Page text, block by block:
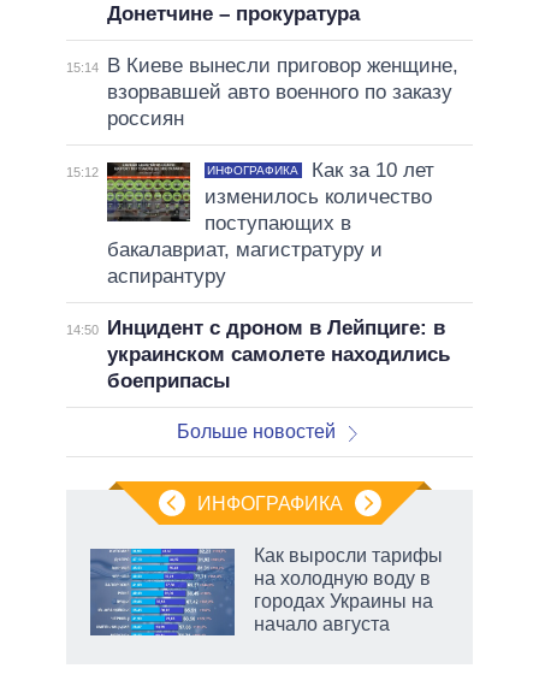
Донетчине – прокуратура
15:14
В Киеве вынесли приговор женщине,
взорвавшей авто военного по заказу
россиян
15:12 ИНФОГРАФИКА
Как за 10 лет
изменилось количество
поступающих в
бакалавриат, магистратуру и
аспирантуру
14:50
Инцидент с дроном в Лейпциге: в
украинском самолете находились
боеприпасы
Больше новостей
ИНФОГРАФИКА
Как выросли тарифы
на холодную воду в
городах Украины на
начало августа